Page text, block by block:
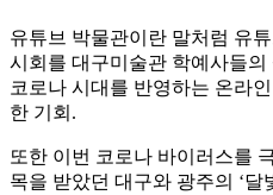
유튜브 박물관이란 말처럼 유
시회를 대구미술관 학예사들
코로나 시대를 반영하는 온라
한 기회.
또한 이번 코로나 바이러스를
목을 받았던 대구와 광주의 ‘달